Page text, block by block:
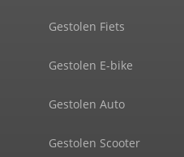
Gestolen Fiets
Gestolen E-bike
Gestolen Auto
Gestolen Scooter